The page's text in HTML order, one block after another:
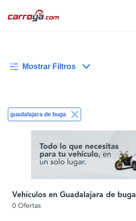
Mostrar Filtros
guadalajara de buga
Vehículos en Guadalajara de buga
0 Ofertas